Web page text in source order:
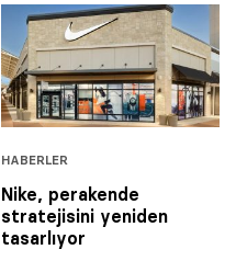
HABERLER
Nike, perakende
stratejisini yeniden
tasarlıyor